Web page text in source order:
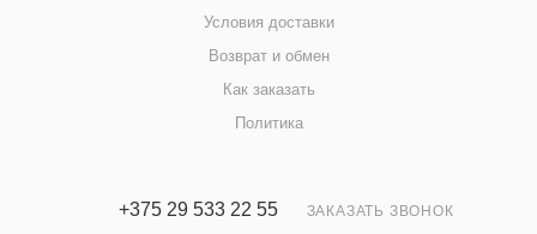
Условия доставки
Возврат и обмен
Как заказать
Политика
+375 29 533 22 55 ЗАКАЗАТЬ ЗВОНОК